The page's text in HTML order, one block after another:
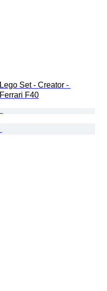
Lego Set - Creator -
Ferrari F40